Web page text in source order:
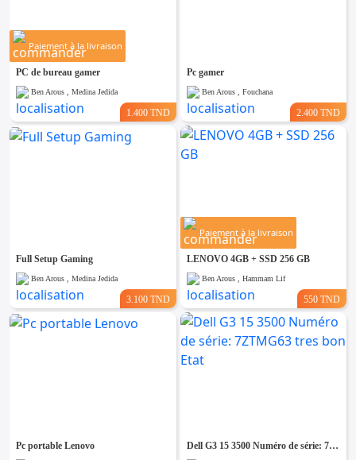
Paiement à la livraison
PC de bureau gamer
Ben Arous , Medina Jedida
1.400 TND
Pc gamer
Ben Arous , Fouchana
2.400 TND
Full Setup Gaming
Ben Arous , Medina Jedida
3.100 TND
Paiement à la livraison
LENOVO 4GB + SSD 256 GB
Ben Arous , Hammam Lif
550 TND
Pc portable Lenovo Dell G3 15 3500 Numéro de série: 7ZTMG63 tres bon Etat